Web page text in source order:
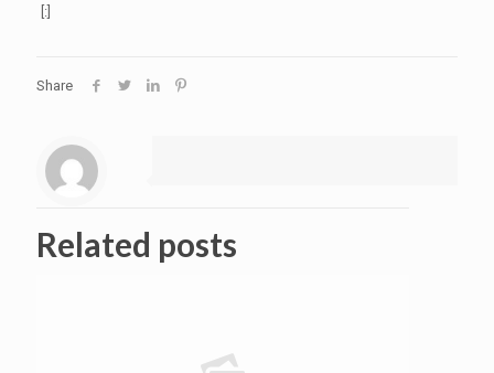
[:]
Share
Related posts